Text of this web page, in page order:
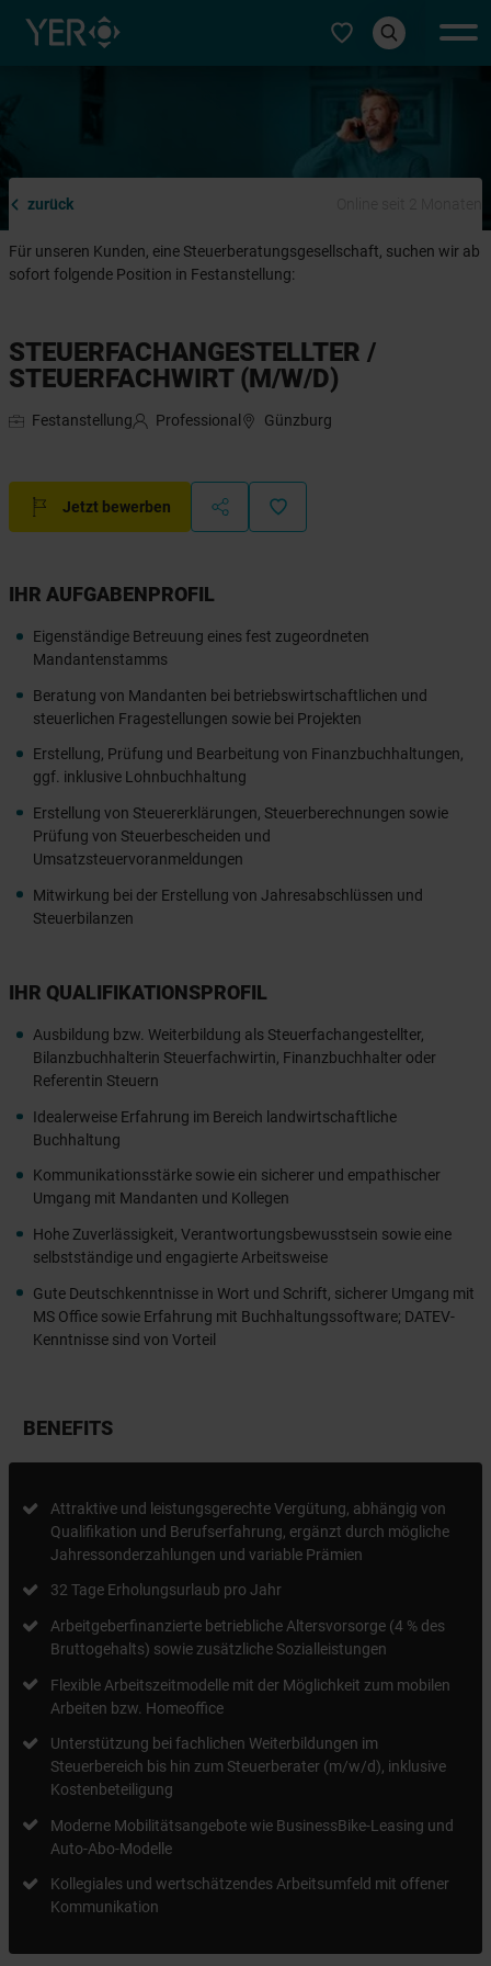
Typ auswählen
zurück
Für unseren Kunden, eine Steuerberatungsgesellschaft, suchen wir ab
sofort folgende Position in Festanstellung:
STEUERFACHANGESTELLTER /
STEUERFACHWIRT (M/W/D)
Festanstellung Professional Günzburg
Jetzt bewerben
IHR AUFGABENPROFIL
Eigenständige Betreuung eines fest zugeordneten
Mandantenstamms
Beratung von Mandanten bei betriebswirtschaftlichen und
steuerlichen Fragestellungen sowie bei Projekten
Erstellung, Prüfung und Bearbeitung von Finanzbuchhaltungen,
ggf. inklusive Lohnbuchhaltung
Erstellung von Steuererklärungen, Steuerberechnungen sowie
Prüfung von Steuerbescheiden und
Umsatzsteuervoranmeldungen
Mitwirkung bei der Erstellung von Jahresabschlüssen und
Steuerbilanzen
IHR QUALIFIKATIONSPROFIL
Ausbildung bzw. Weiterbildung als Steuerfachangestellter,
Bilanzbuchhalterin Steuerfachwirtin, Finanzbuchhalter oder
Referentin Steuern
Idealerweise Erfahrung im Bereich landwirtschaftliche
Buchhaltung
Kommunikationsstärke sowie ein sicherer und empathischer
Umgang mit Mandanten und Kollegen
Hohe Zuverlässigkeit, Verantwortungsbewusstsein sowie eine
selbstständige und engagierte Arbeitsweise
Gute Deutschkenntnisse in Wort und Schrift, sicherer Umgang mit
MS Office sowie Erfahrung mit Buchhaltungssoftware; DATEV-
Kenntnisse sind von Vorteil
BENEFITS
Attraktive und leistungsgerechte Vergütung, abhängig von
Qualifikation und Berufserfahrung, ergänzt durch mögliche
Jahressonderzahlungen und variable Prämien
32 Tage Erholungsurlaub pro Jahr
Arbeitgeberfinanzierte betriebliche Altersvorsorge (4 % des
Bruttogehalts) sowie zusätzliche Sozialleistungen
Flexible Arbeitszeitmodelle mit der Möglichkeit zum mobilen
Arbeiten bzw. Homeoffice
Unterstützung bei fachlichen Weiterbildungen im
Steuerbereich bis hin zum Steuerberater (m/w/d), inklusive
Kostenbeteiligung
Moderne Mobilitätsangebote wie BusinessBike-Leasing und
Auto-Abo-Modelle
Kollegiales und wertschätzendes Arbeitsumfeld mit offener
Kommunikation